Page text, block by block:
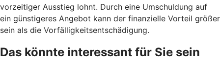
vorzeitiger Ausstieg lohnt. Durch eine Umschuldung auf
ein günstigeres Angebot kann der finanzielle Vorteil größer
sein als die Vorfälligkeitsentschädigung.
Das könnte interessant für Sie sein